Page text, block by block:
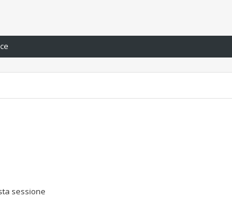
sessione